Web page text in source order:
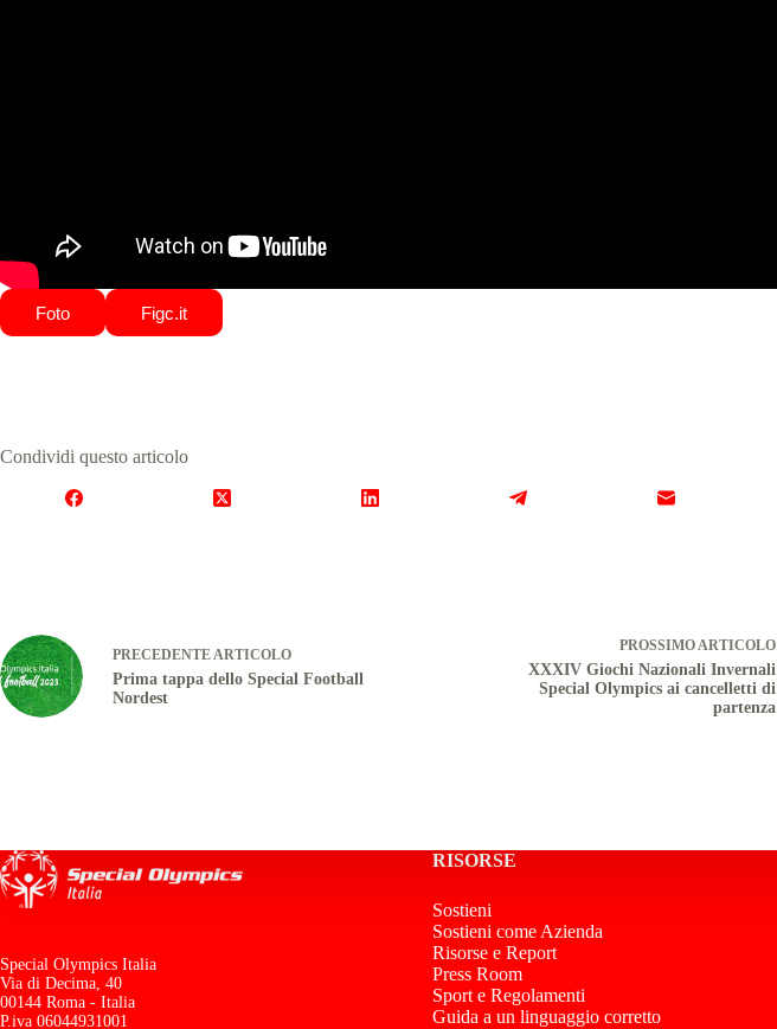
Foto Figc.it
Condividi questo articolo
PRECEDENTEARTICOLO
Prima tappa dello Special Football
Nordest
PROSSIMOARTICOLO
XXXIV Giochi Nazionali Invernali
Special Olympics ai cancelletti di
partenza
Special Olympics Italia
Via di Decima, 40
00144 Roma - Italia
P.iva 06044931001
RISORSE
Sostieni
Sostieni come Azienda
Risorse e Report
Press Room
Sport e Regolamenti
Guida a un linguaggio corretto